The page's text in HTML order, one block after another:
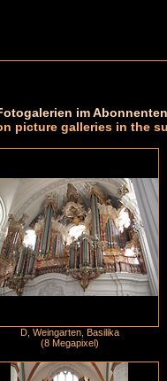
im
picture galleries in the
D, Weingarten, Basilika
(8 Megapixel)